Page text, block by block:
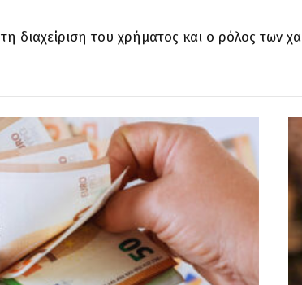
διαχείριση του χρήματος και ο ρόλος των